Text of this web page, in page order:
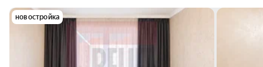
новостройка